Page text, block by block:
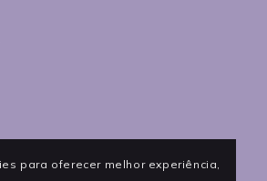
para oferecer melhor experiência,